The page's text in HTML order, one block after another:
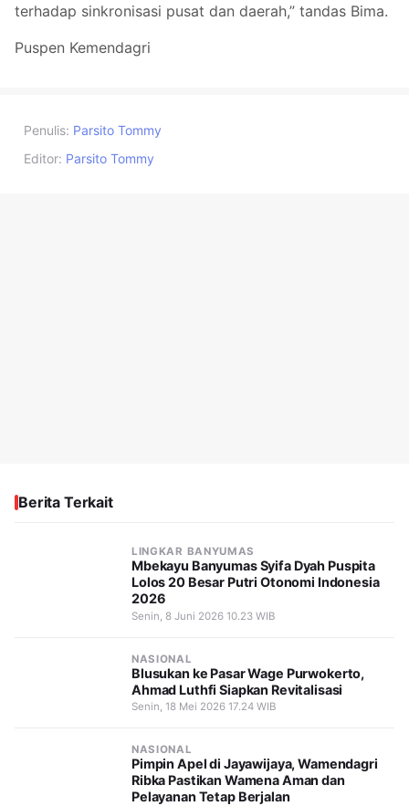
terhadap sinkronisasi pusat dan daerah,” tandas Bima.
Puspen Kemendagri
Penulis: Parsito Tommy
Editor: Parsito Tommy
Berita Terkait
LINGKAR BANYUMAS
Mbekayu Banyumas Syifa Dyah Puspita
Lolos 20 Besar Putri Otonomi Indonesia
2026
Senin, 8 Juni 2026 10.23 WIB
NASIONAL
Blusukan ke Pasar Wage Purwokerto,
Ahmad Luthfi Siapkan Revitalisasi
Senin, 18 Mei 2026 17.24 WIB
NASIONAL
Pimpin Apel di Jayawijaya, Wamendagri
Ribka Pastikan Wamena Aman dan
Pelayanan Tetap Berjalan